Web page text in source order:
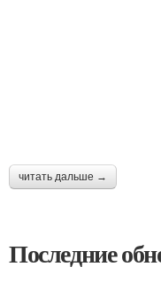
читать дальше →
Последние